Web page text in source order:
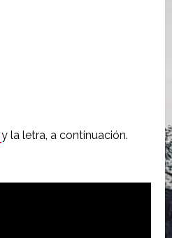
y la letra, a continuación.